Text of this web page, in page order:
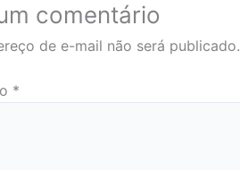
comentário
de e-mail não será publicado.
*